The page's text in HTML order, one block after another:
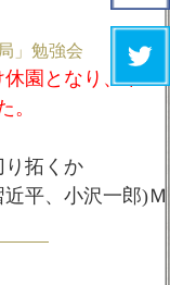
」勉強会
園となり、中止
。
り拓くか
平、小沢一郎)Ｍ